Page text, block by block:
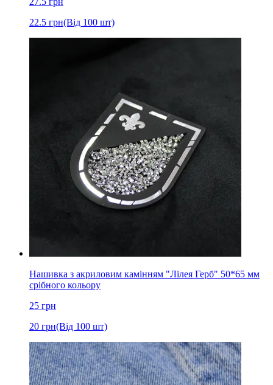
22.5 грн(Від 100 шт)
Нашивка з акриловим камінням "Лілея Герб" 50*65 мм
срібного кольору
25 грн
20 грн(Від 100 шт)